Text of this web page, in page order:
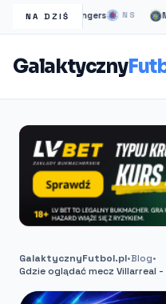
NA DZIŚ
Glasgow Rangers NS
Galaktyczny
GalaktycznyFutbol.pl•Blog•
Gdzie oglądać mecz Villarreal